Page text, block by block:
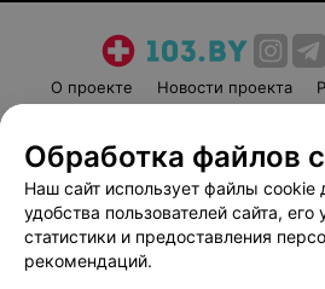
О проекте Новости проекта
Пользовательское соглашение
Вакансии
Написать
Обработка файлов
Наш сайт использует файлы cookie
удобства пользователей сайта,
статистики и предоставления
рекомендаций.